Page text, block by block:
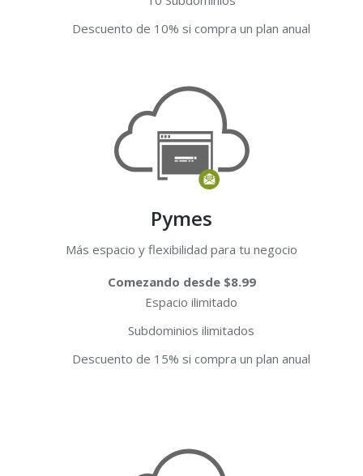
Descuento de 10% si compra un plan anual
Pymes
Más espacio y flexibilidad para tu negocio
Comezando desde $8.99
Espacio ilimitado
Subdominios ilimitados
Descuento de 15% si compra un plan anual